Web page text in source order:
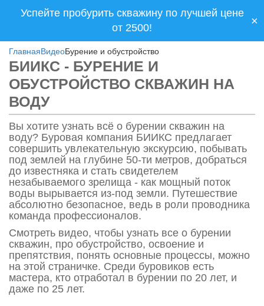
Успейте пробурить скважину по лучшей цене
от 2500!
×
ГлавнаяВидеоБурение и обустройство
БИИКС - БУРЕНИЕ И
ОБУСТРОЙСТВО СКВАЖИН НА
ВОДУ
Вы хотите узнать всё о бурении скважин на
воду? Буровая компания БИИКС предлагает
совершить увлекательную экскурсию, побывать
под землей на глубине 50-ти метров, добраться
до известняка и стать свидетелем
незабываемого зрелища - как мощный поток
воды вырывается из-под земли. Путешествие
абсолютно безопасное, ведь в роли проводника
команда профессионалов.
Смотреть видео, чтобы узнать все о бурении
скважин, про обустройство, освоение и
препятствия, понять основные процессы, можно
на этой страничке. Среди буровиков есть
мастера, кто отработал в бурении по 20 лет, и
даже по 25 лет.